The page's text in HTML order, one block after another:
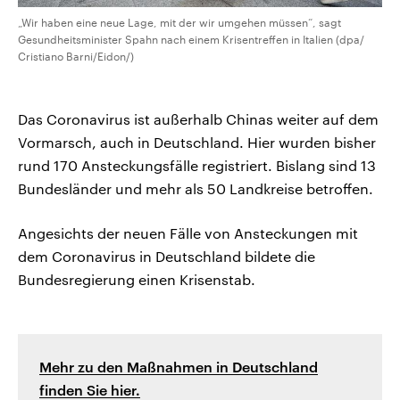
„Wir haben eine neue Lage, mit der wir umgehen müssen“, sagt
Gesundheitsminister Spahn nach einem Krisentreffen in Italien (dpa/
Cristiano Barni/Eidon/)
Das Coronavirus ist außerhalb Chinas weiter auf dem
Vormarsch, auch in Deutschland. Hier wurden bisher
rund 170 Ansteckungsfälle registriert. Bislang sind 13
Bundesländer und mehr als 50 Landkreise betroffen.
Angesichts der neuen Fälle von Ansteckungen mit
dem Coronavirus in Deutschland bildete die
Bundesregierung einen Krisenstab.
Mehr zu den Maßnahmen in Deutschland
finden Sie hier.